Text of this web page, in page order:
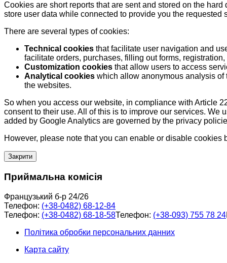
Cookies are short reports that are sent and stored on the
store user data while connected to provide you the
There are several types of cookies:
Technical cookies that facilitate user navigation and
facilitate orders, purchases, filling out forms,
Customization cookies that allow users to access
Analytical cookies which allow anonymous analysis
the websites.
So when you access our website, in compliance with Article
consent to their use. All of this is to improve our services.
added by Google Analytics are governed by the privacy
However, please note that you can enable or disable cookies
Закрити
Приймальна комісія
Французький б-р 24/26
Телефон: (+38-0482) 68-12-84
Телефон: (+38-0482) 68-18-58Телефон: (+38-093) 755 78 24
Політика обробки персональних данних
Карта сайту